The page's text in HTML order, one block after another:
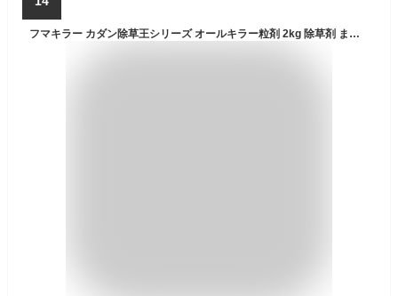
フマキラー カダン除草王シリーズ オールキラー粒剤 2kg 除草剤 まくだけ 根まで枯らして６カ月生やさない 家周り・駐車場などに